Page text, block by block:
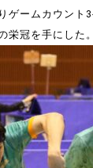
ゲームカウント
栄冠を手にした。